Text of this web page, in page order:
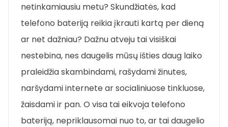
netinkamiausiu metu? Skundžiatės, kad
telefono bateriją reikia įkrauti kartą per dieną
ar net dažniau? Dažnu atveju tai visiškai
nestebina, nes daugelis mūsų išties daug laiko
praleidžia skambindami, rašydami žinutes,
naršydami internete ar socialiniuose tinkluose,
žaisdami ir pan. O visa tai eikvoja telefono
bateriją, nepriklausomai nuo to, ar tai daugelio